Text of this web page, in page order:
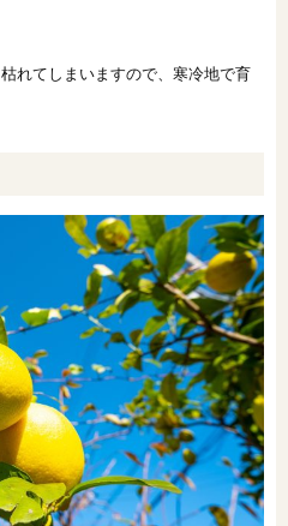
れてしまいますので、寒冷地で育